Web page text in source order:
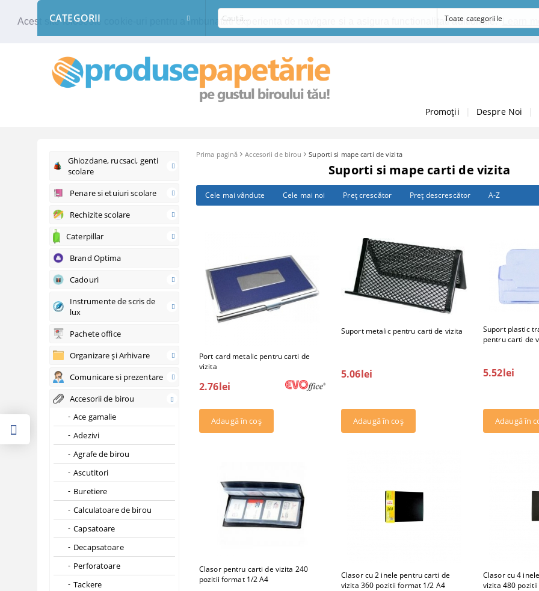
Acest site foloseste cookie-uri pentru a imbunatati experienta de navigare si a asigura functionalitati aditionale.
Promoții Despre Noi
CATEGORII
Ghiozdane, rucsaci, genti
scolare
Penare si etuiuri scolare
Rechizite scolare
Caterpillar
Brand Optima
Cadouri
Instrumente de scris de
lux
Pachete office
Organizare şi Arhivare
Comunicare si prezentare
Accesorii de birou
Ace gamalie
Adezivi
Agrafe de birou
Ascutitori
Buretiere
Calculatoare de birou
Capsatoare
Decapsatoare
Perforatoare
Tackere
Prima pagină Accesorii de birou Suporti si mape carti de vizita
Suporti si mape carti de vizita
Cele mai vândute Cele mai noi Preţ crescător Preţ descrescător A-Z
Port card metalic pentru carti de
vizita
2.76lei
Suport metalic pentru carti de vizita
5.06lei
Suport plastic
pentru carti de
5.52lei
Clasor pentru carti de vizita 240
pozitii format 1/2 A4
Clasor cu 2 inele pentru carti de
vizita 360 pozitii format 1/2 A4
Clasor cu 4
vizita 480